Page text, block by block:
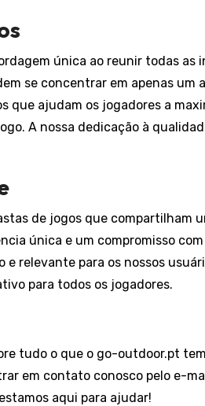
única ao reunir todas as
se concentrar em apenas um
que ajudam os jogadores a
A nossa dedicação à
de jogos que compartilham
única e um compromisso
relevante para os nossos
para todos os jogadores.
tudo o que o go-outdoor.pt
em contato conosco pelo e-
aqui para ajudar!